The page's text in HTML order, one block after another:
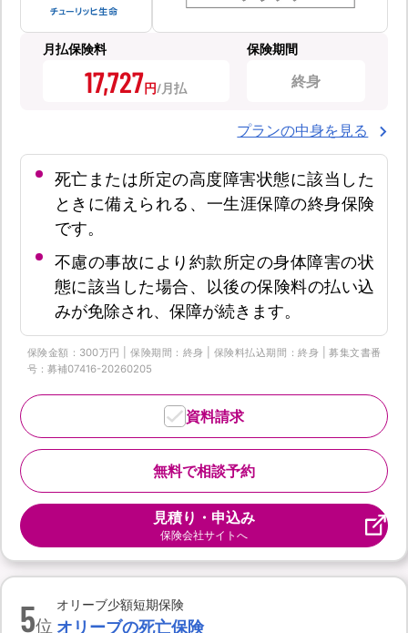
月払保険料
17,727円
保険期間
終身
プランの中身を見る
死亡または所定の高度障害状態に該当した
ときに備えられる、一生涯保障の終身保険
です。
不慮の事故により約款所定の身体障害の状
態に該当した場合、以後の保険料の払い込
みが免除され、保障が続きます。
保険金額：300万円 | 保険期間：終身 | 保険料払込期間：終身 | 募集文書番
号：募補07416-20260205
無料で相談予約
資料請求
見積り・申込み
保険会社サイトへ
5位
オリーブ少額短期保険
オリーブの死亡保険